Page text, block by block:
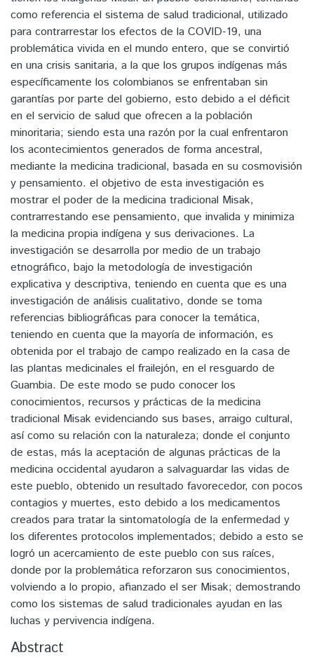
como referencia el sistema de salud tradicional, utilizado
para contrarrestar los efectos de la COVID-19, una
problemática vivida en el mundo entero, que se convirtió
en una crisis sanitaria, a la que los grupos indígenas más
específicamente los colombianos se enfrentaban sin
garantías por parte del gobierno, esto debido a el déficit
en el servicio de salud que ofrecen a la población
minoritaria; siendo esta una razón por la cual enfrentaron
los acontecimientos generados de forma ancestral,
mediante la medicina tradicional, basada en su cosmovisión
y pensamiento. el objetivo de esta investigación es
mostrar el poder de la medicina tradicional Misak,
contrarrestando ese pensamiento, que invalida y minimiza
la medicina propia indígena y sus derivaciones. La
investigación se desarrolla por medio de un trabajo
etnográfico, bajo la metodología de investigación
explicativa y descriptiva, teniendo en cuenta que es una
investigación de análisis cualitativo, donde se toma
referencias bibliográficas para conocer la temática,
teniendo en cuenta que la mayoría de información, es
obtenida por el trabajo de campo realizado en la casa de
las plantas medicinales el frailejón, en el resguardo de
Guambia. De este modo se pudo conocer los
conocimientos, recursos y prácticas de la medicina
tradicional Misak evidenciando sus bases, arraigo cultural,
así como su relación con la naturaleza; donde el conjunto
de estas, más la aceptación de algunas prácticas de la
medicina occidental ayudaron a salvaguardar las vidas de
este pueblo, obtenido un resultado favorecedor, con pocos
contagios y muertes, esto debido a los medicamentos
creados para tratar la sintomatología de la enfermedad y
los diferentes protocolos implementados; debido a esto se
logró un acercamiento de este pueblo con sus raíces,
donde por la problemática reforzaron sus conocimientos,
volviendo a lo propio, afianzado el ser Misak; demostrando
como los sistemas de salud tradicionales ayudan en las
luchas y pervivencia indígena.
Abstract